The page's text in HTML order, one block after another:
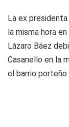
La ex
la misma hora
Lázaro Báez
Casanello en la
el barrio porteño